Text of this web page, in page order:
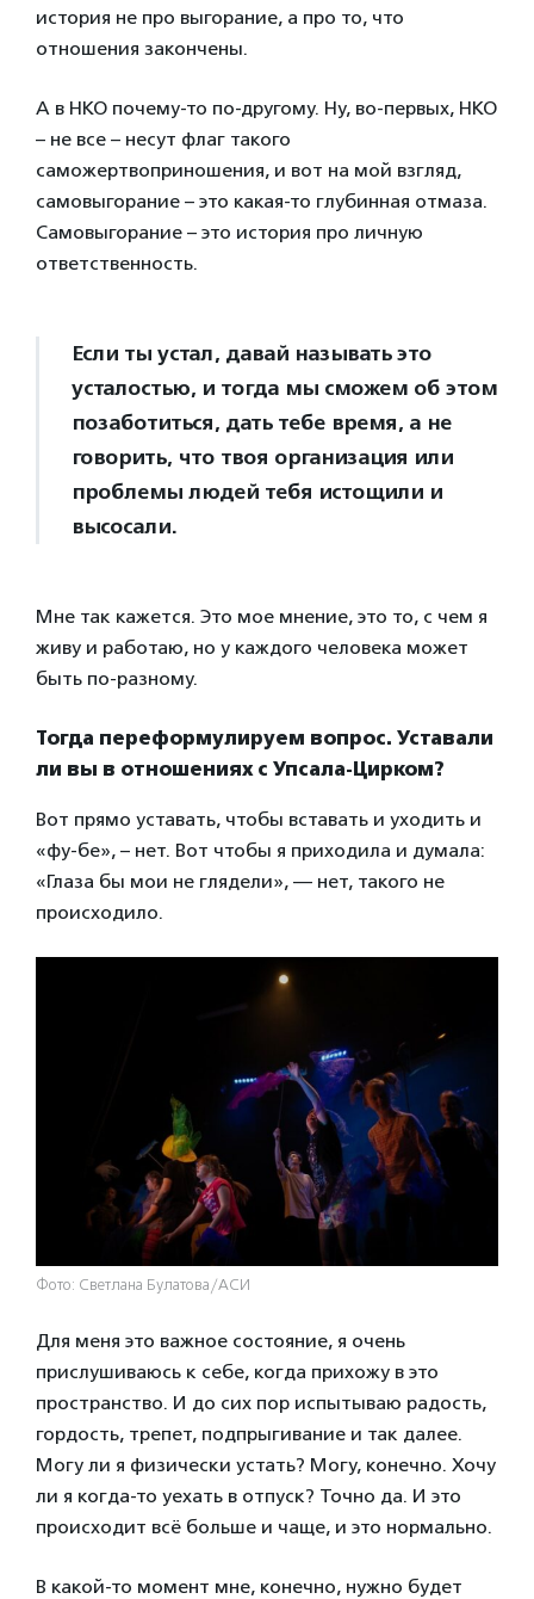
история не про выгорание, а про то, что
отношения закончены.
А в НКО почему-то по-другому. Ну, во-первых, НКО
– не все – несут флаг такого
саможертвоприношения, и вот на мой взгляд,
самовыгорание – это какая-то глубинная отмаза.
Самовыгорание – это история про личную
ответственность.
Если ты устал, давай называть это
усталостью, и тогда мы сможем об этом
позаботиться, дать тебе время, а не
говорить, что твоя организация или
проблемы людей тебя истощили и
высосали.
Мне так кажется. Это мое мнение, это то, с чем я
живу и работаю, но у каждого человека может
быть по-разному.
Тогда переформулируем вопрос. Уставали
ли вы в отношениях с Упсала-Цирком?
Вот прямо уставать, чтобы вставать и уходить и
«фу-бе», – нет. Вот чтобы я приходила и думала:
«Глаза бы мои не глядели», — нет, такого не
происходило.
Фото: Светлана Булатова/АСИ
Для меня это важное состояние, я очень
прислушиваюсь к себе, когда прихожу в это
пространство. И до сих пор испытываю радость,
гордость, трепет, подпрыгивание и так далее.
Могу ли я физически устать? Могу, конечно. Хочу
ли я когда-то уехать в отпуск? Точно да. И это
происходит всё больше и чаще, и это нормально.
В какой-то момент мне, конечно, нужно будет